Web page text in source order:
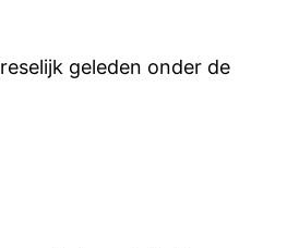
geleden onder de